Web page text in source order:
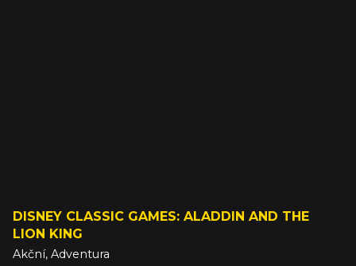
DISNEY CLASSIC GAMES: ALADDIN AND THE
LION KING
Akční, Adventura